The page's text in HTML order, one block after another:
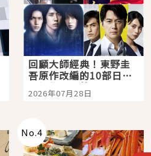
回顧大師經典！東野圭
吾原作改編的10部日本
影視作品推薦
2026年07月28日
No.4